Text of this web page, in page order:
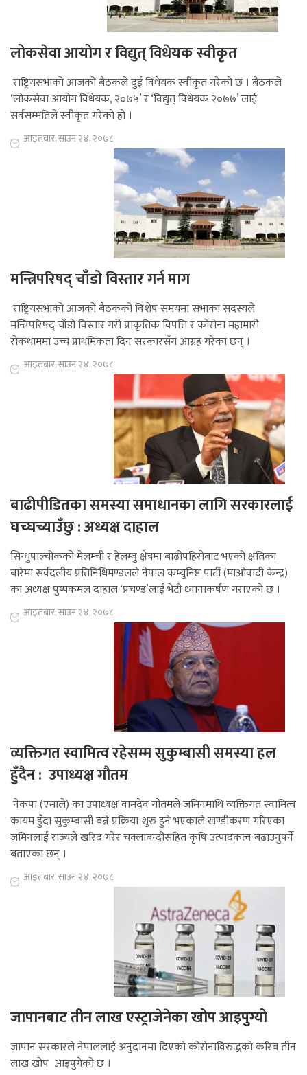
लोकसेवा आयोग र विद्युत् विधेयक स्वीकृत
राष्ट्रियसभाको आजको बैठकले दुई विधेयक स्वीकृत गरेको छ । बैठकले
‘लोकसेवा आयोग विधेयक, २०७५’ र ‘विद्युत् विधेयक २०७७’ लाई
सर्वसम्मतिले स्वीकृत गरेको हो ।
आइतबार, साउन २४, २०७८
मन्त्रिपरिषद् चाँडो विस्तार गर्न माग
राष्ट्रियसभाको आजको बैठकको विशेष समयमा सभाका सदस्यले
मन्त्रिपरिषद् चाँडो विस्तार गरी प्राकृतिक विपत्ति र कोरोना महामारी
रोकथाममा उच्च प्राथमिकता दिन सरकारसँग आग्रह गरेका छन् ।
आइतबार, साउन २४, २०७८
बाढीपीडितका समस्या समाधानका लागि सरकारलाई
घच्घच्याउँछु : अध्यक्ष दाहाल
सिन्धुपाल्चोकको मेलम्ची र हेलम्बु क्षेत्रमा बाढीपहिरोबाट भएको क्षतिका
बारेमा सर्वदलीय प्रतिनिधिमण्डलले नेपाल कम्युनिष्ट पार्टी (माओवादी केन्द्र)
का अध्यक्ष पुष्पकमल दाहाल ‘प्रचण्ड’लाई भेटी ध्यानाकर्षण गराएको छ ।
आइतबार, साउन २४, २०७८
व्यक्तिगत स्वामित्व रहेसम्म सुकुम्बासी समस्या हल
हुँदैन : उपाध्यक्ष गौतम
नेकपा (एमाले) का उपाध्यक्ष वामदेव गौतमले जमिनमाथि व्यक्तिगत स्वामित्व
कायम हुँदा सुकुम्बासी बन्ने प्रक्रिया शुरु हुने भएकाले खण्डीकरण गरिएका
जमिनलाई राज्यले खरिद गरेर चक्लाबन्दीसहित कृषि उत्पादकत्व बढाउनुपर्ने
बताएका छन् ।
आइतबार, साउन २४, २०७८
जापानबाट तीन लाख एस्ट्राजेनेका खोप आइपुग्यो
जापान सरकारले नेपाललाई अनुदानमा दिएको कोरोनाविरुद्धको करिब तीन
लाख खोप आइपुगेको छ ।